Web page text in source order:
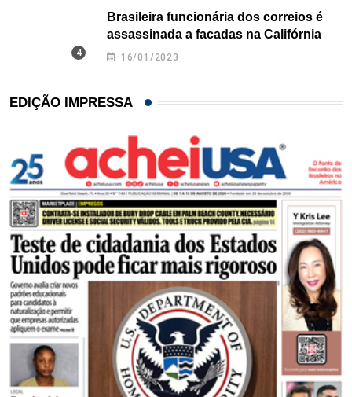
Brasileira funcionária dos correios é
assassinada a facadas na Califórnia
16/01/2023
EDIÇÃO IMPRESSA